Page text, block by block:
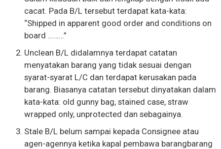
cacat. Pada B/L tersebut terdapat kata-kata:
“Shipped in apparent good order and conditions on
board ………”
Unclean B/L didalamnya terdapat catatan
menyatakan barang yang tidak sesuai dengan
syarat-syarat L/C dan terdapat kerusakan pada
barang. Biasanya catatan tersebut dinyatakan dalam
kata-kata: old gunny bag, stained case, straw
wrapped only, unprotected dan sebagainya.
Stale B/L belum sampai kepada Consignee atau
agen-agennya ketika kapal pembawa barangbarang